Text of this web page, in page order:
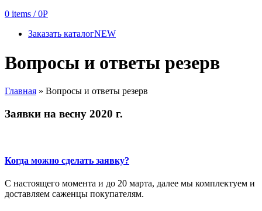
0 items / 0Р
Заказать каталогNEW
Вопросы и ответы резерв
Главная » Вопросы и ответы резерв
Заявки на весну 2020 г.
Когда можно сделать заявку?
С настоящего момента и до 20 марта, далее мы комплектуем и
доставляем саженцы покупателям.